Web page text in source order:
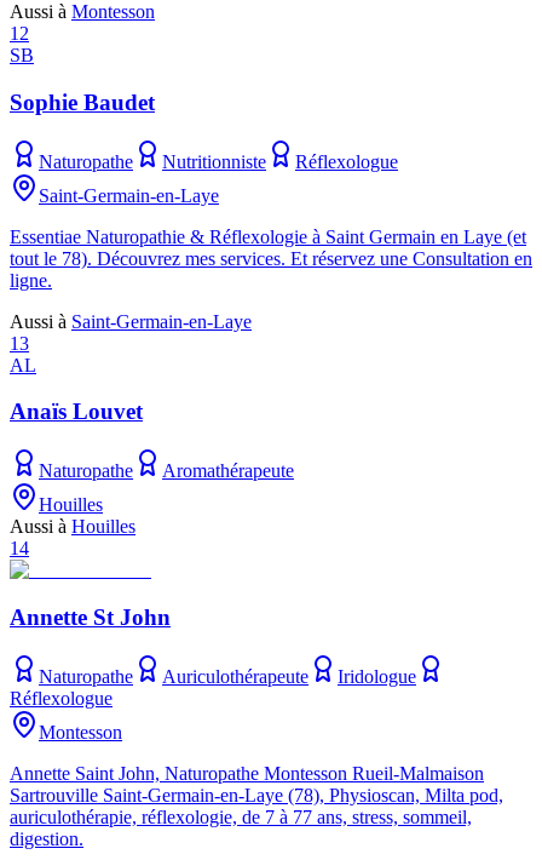
Aussi à Montesson
12
SB
Sophie Baudet
Naturopathe Nutritionniste
Réflexologue
Saint-Germain-en-Laye
Essentiae Naturopathie & Réflexologie à Saint Germain en Laye (et
tout le 78). Découvrez mes services. Et réservez une Consultation en
ligne.
Aussi à Saint-Germain-en-Laye
13
AL
Anaïs Louvet
Naturopathe
Aromathérapeute
Houilles
Aussi à Houilles
14
Annette St John
Naturopathe Auriculothérapeute
Iridologue
Réflexologue
Montesson
Annette Saint John, Naturopathe Montesson Rueil-Malmaison
Sartrouville Saint-Germain-en-Laye (78), Physioscan, Milta pod,
auriculothérapie, réflexologie, de 7 à 77 ans, stress, sommeil,
digestion.